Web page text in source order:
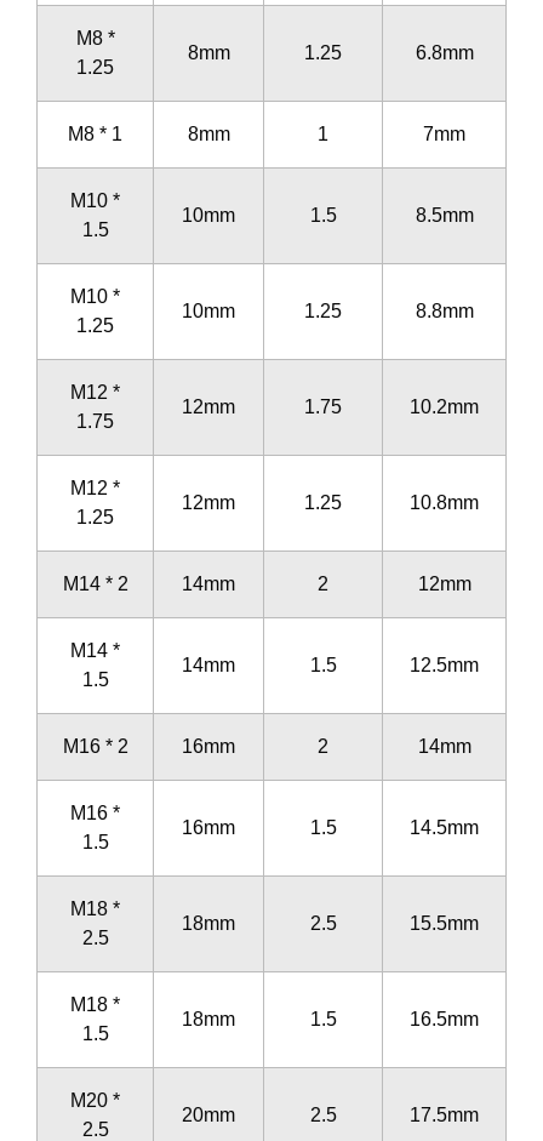
M8 *
1.25
8mm 1.25 6.8mm
M8 * 1 8mm 1 7mm
M10 *
1.5
10mm 1.5 8.5mm
M10 *
1.25
10mm 1.25 8.8mm
M12 *
1.75
12mm 1.75 10.2mm
M12 *
1.25
12mm 1.25 10.8mm
M14 * 2 14mm 2 12mm
M14 *
1.5
14mm 1.5 12.5mm
M16 * 2 16mm 2 14mm
M16 *
1.5
16mm 1.5 14.5mm
M18 *
2.5
18mm 2.5 15.5mm
M18 *
1.5
18mm 1.5 16.5mm
M20 *
2.5
20mm 2.5 17.5mm